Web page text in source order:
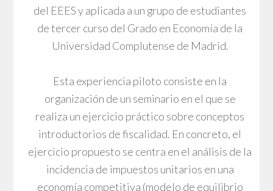
del EEES y aplicada a un grupo de estudiantes
de tercer curso del Grado en Economía de la
Universidad Complutense de Madrid.
Esta experiencia piloto consiste en la
organización de un seminario en el que se
realiza un ejercicio práctico sobre conceptos
introductorios de fiscalidad. En concreto, el
ejercicio propuesto se centra en el análisis de la
incidencia de impuestos unitarios en una
economía competitiva (modelo de equilibrio